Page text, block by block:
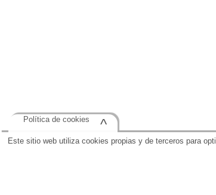
Este sitio web utiliza cookies propias y de terceros para
Política de cookies ^